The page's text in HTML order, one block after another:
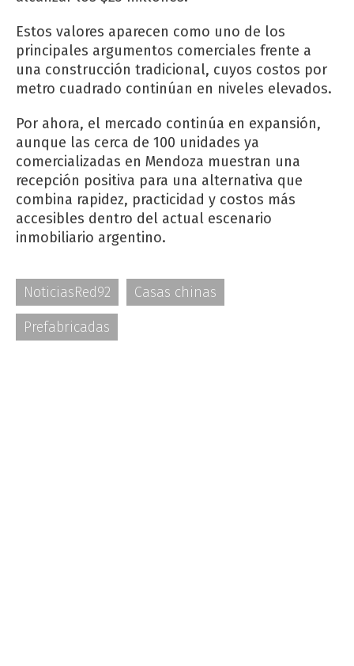
Estos valores aparecen como uno de los
principales argumentos comerciales frente a
una construcción tradicional, cuyos costos por
metro cuadrado continúan en niveles elevados.
Por ahora, el mercado continúa en expansión,
aunque las cerca de 100 unidades ya
comercializadas en Mendoza muestran una
recepción positiva para una alternativa que
combina rapidez, practicidad y costos más
accesibles dentro del actual escenario
inmobiliario argentino.
NoticiasRed92
Casas chinas
Prefabricadas